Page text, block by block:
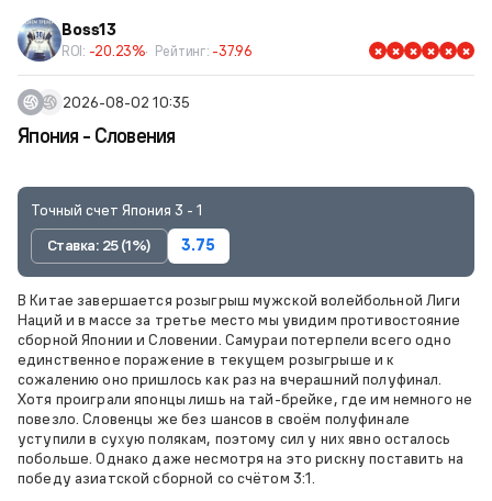
Boss13
ROI: -20.23% Рейтинг: -37.96
2026-08-02 10:35
Япония - Словения
Точный счет Япония 3 - 1
Ставка: 25 (1%)
3.75
В Китае завершается розыгрыш мужской волейбольной Лиги
Наций и в массе за третье место мы увидим противостояние
сборной Японии и Словении. Самураи потерпели всего одно
единственное поражение в текущем розыгрыше и к
сожалению оно пришлось как раз на вчерашний полуфинал.
Хотя проиграли японцы лишь на тай-брейке, где им немного не
повезло. Словенцы же без шансов в своём полуфинале
уступили в сухую полякам, поэтому сил у них явно осталось
побольше. Однако даже несмотря на это рискну поставить на
победу азиатской сборной со счётом 3:1.